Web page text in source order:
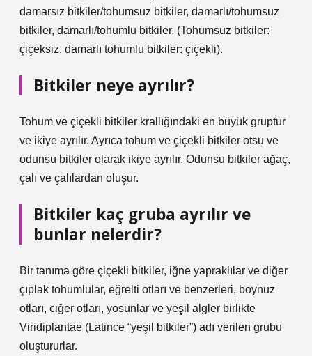
damarsız bitkiler/tohumsuz bitkiler, damarlı/tohumsuz
bitkiler, damarlı/tohumlu bitkiler. (Tohumsuz bitkiler:
çiçeksiz, damarlı tohumlu bitkiler: çiçekli).
Bitkiler neye ayrılır?
Tohum ve çiçekli bitkiler krallığındaki en büyük gruptur
ve ikiye ayrılır. Ayrıca tohum ve çiçekli bitkiler otsu ve
odunsu bitkiler olarak ikiye ayrılır. Odunsu bitkiler ağaç,
çalı ve çalılardan oluşur.
Bitkiler kaç gruba ayrılır ve
bunlar nelerdir?
Bir tanıma göre çiçekli bitkiler, iğne yapraklılar ve diğer
çıplak tohumlular, eğrelti otları ve benzerleri, boynuz
otları, ciğer otları, yosunlar ve yeşil algler birlikte
Viridiplantae (Latince “yeşil bitkiler”) adı verilen grubu
oluştururlar.